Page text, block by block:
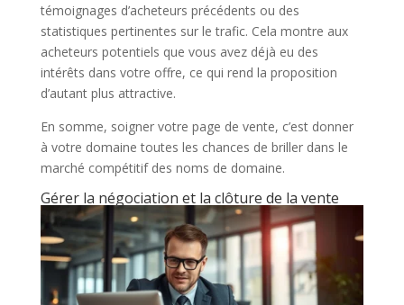
témoignages d’acheteurs précédents ou des
statistiques pertinentes sur le trafic. Cela montre aux
acheteurs potentiels que vous avez déjà eu des
intérêts dans votre offre, ce qui rend la proposition
d’autant plus attractive.
En somme, soigner votre page de vente, c’est donner
à votre domaine toutes les chances de briller dans le
marché compétitif des noms de domaine.
Gérer la négociation et la clôture de la vente